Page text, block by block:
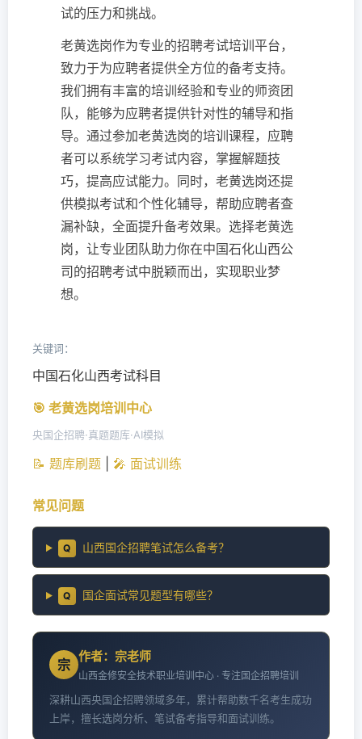
试的压力和挑战。
老黄选岗作为专业的招聘考试培训平台，
致力于为应聘者提供全方位的备考支持。
我们拥有丰富的培训经验和专业的师资团
队，能够为应聘者提供针对性的辅导和指
导。通过参加老黄选岗的培训课程，应聘
者可以系统学习考试内容，掌握解题技
巧，提高应试能力。同时，老黄选岗还提
供模拟考试和个性化辅导，帮助应聘者查
漏补缺，全面提升备考效果。选择老黄选
岗，让专业团队助力你在中国石化山西公
司的招聘考试中脱颖而出，实现职业梦
想。
关键词：
中国石化山西考试科目
🎯 老黄选岗培训中心
央国企招聘·真题题库·AI模拟
📝 题库刷题 🎤 面试训练
常见问题
Q 山西国企招聘笔试怎么备考？
Q 国企面试常见题型有哪些？
宗
作者：宗老师
山西金修安全技术职业培训中心 · 专注国企招聘培训
深耕山西央国企招聘领域多年，累计帮助数千名考生成功
上岸，擅长选岗分析、笔试备考指导和面试训练。